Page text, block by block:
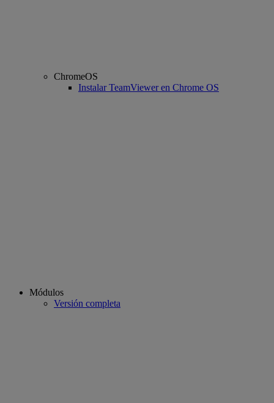
ChromeOS
Instalar TeamViewer en Chrome OS
Módulos
Versión completa